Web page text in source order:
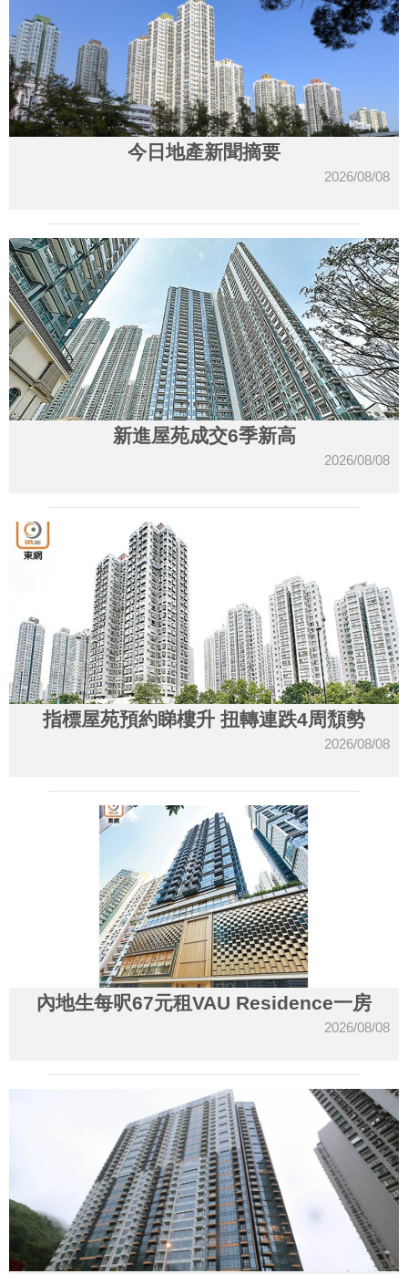
今日地產新聞摘要
2026/08/08
新進屋苑成交6季新高
2026/08/08
指標屋苑預約睇樓升 扭轉連跌4周頹勢
2026/08/08
內地生每呎67元租VAU Residence一房
2026/08/08